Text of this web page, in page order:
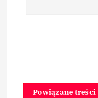
Powiązane treści